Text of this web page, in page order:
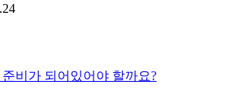
비가 되어있어야 할까요?